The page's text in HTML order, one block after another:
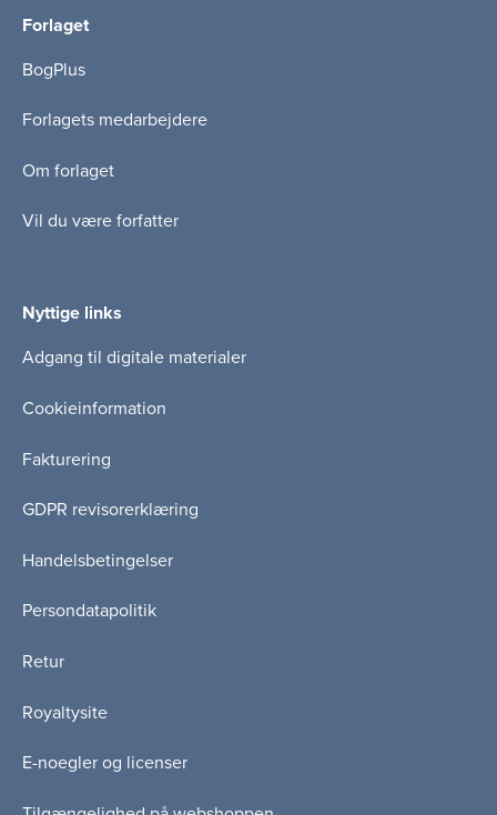
Forlaget
BogPlus
Forlagets medarbejdere
Om forlaget
Vil du være forfatter
Nyttige links
Adgang til digitale materialer
Cookieinformation
Fakturering
GDPR revisorerklæring
Handelsbetingelser
Persondatapolitik
Retur
Royaltysite
E-noegler og licenser